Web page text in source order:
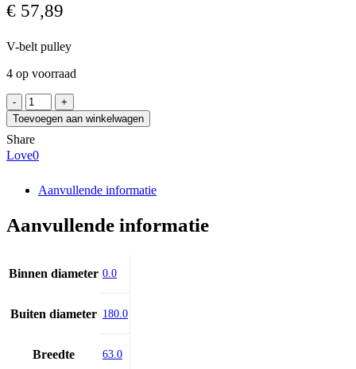
€ 57,89
V-belt pulley
4 op voorraad
SIT
PBT180SPB3
aantal
Toevoegen aan winkelwagen
Share
Love0
Aanvullende informatie
Aanvullende informatie
Binnen diameter 0.0
Buiten diameter 180.0
Breedte 63.0